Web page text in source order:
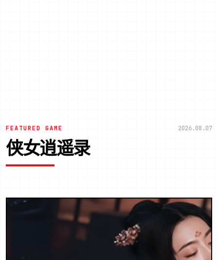
FEATURED GAME 2026.08.07
侠女逍遥录